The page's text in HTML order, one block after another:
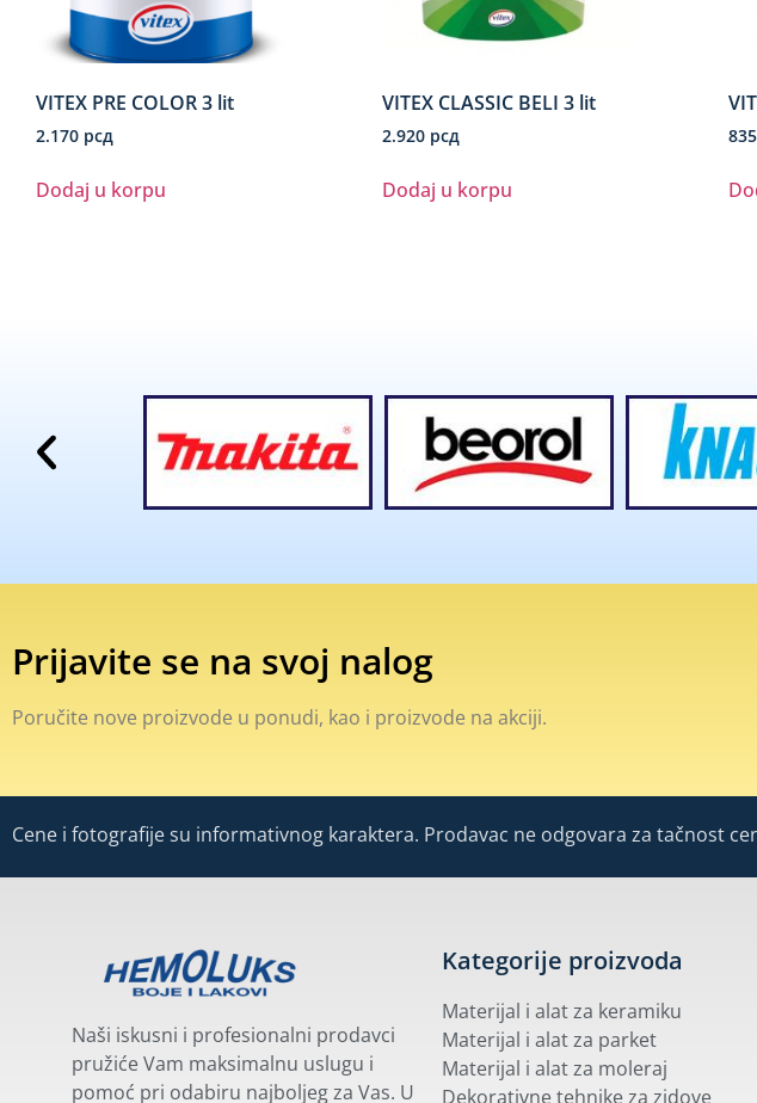
VITEX PRE COLOR 3 lit
2.170 рсд
Dodaj u korpu
VITEX CLASSIC BELI 3 lit
2.920 рсд
Dodaj u korpu
835
Prijavite se na svoj nalog
Poručite nove proizvode u ponudi, kao i proizvode na akciji.
Cene i fotografije su informativnog karaktera. Prodavac ne odgovara za tačnost
Naši iskusni i profesionalni prodavci
pružiće Vam maksimalnu uslugu i
pomoć pri odabiru najboljeg za Vas. U
Kategorije proizvoda
Materijal i alat za keramiku
Materijal i alat za parket
Materijal i alat za moleraj
Dekorativne tehnike za zidove